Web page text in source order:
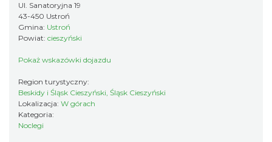
Ul. Sanatoryjna 19
43-450 Ustroń
Gmina: Ustroń
Powiat: cieszyński
Pokaż wskazówki dojazdu
Region turystyczny:
Beskidy i Śląsk Cieszyński, Śląsk Cieszyński
Lokalizacja: W górach
Kategoria:
Noclegi